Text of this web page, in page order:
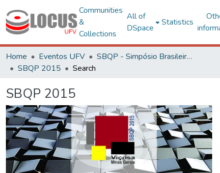
Communities
&
Collections
All of
DSpace
Statistics
Home Eventos UFV
SBQP - Simpósio Brasileiro de Qualidade do Projeto no Ambiente Construído
SBQP 2015
Search
SBQP 2015